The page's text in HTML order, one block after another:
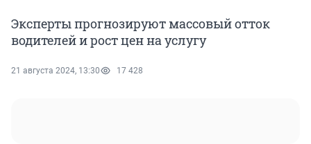
Эксперты прогнозируют массовый отток
водителей и рост цен на услугу
21 августа 2024, 13:30 17 428